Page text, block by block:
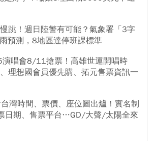
跳！週日陸警有可能？氣象署「3字
預測，8地區達停班課標準
演唱會8/11搶票！高雄世運開唱時
理想國會員優先購、拓元售票資訊一
台灣時間、票價、座位圖出爐！實名制
日期、售票平台…GD/大聲/太陽全來